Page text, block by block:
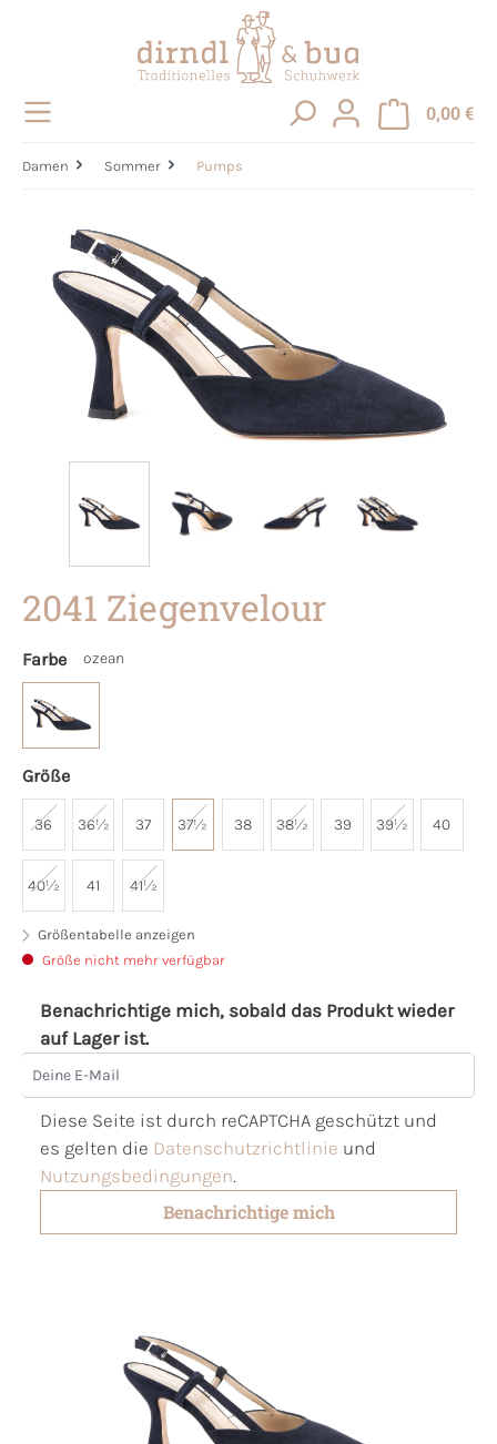
0,00 €
Damen Sommer Pumps
2041 Ziegenvelour
Farbe ozean
Größe
36 36½ 37 37½ 38 38½ 39 39½ 40
40½ 41 41½
Größentabelle anzeigen
Größe nicht mehr verfügbar
Benachrichtige mich, sobald das Produkt wieder
auf Lager ist.
Deine E-Mail
Diese Seite ist durch reCAPTCHA geschützt und
es gelten die Datenschutzrichtlinie und
Nutzungsbedingungen.
Benachrichtige mich